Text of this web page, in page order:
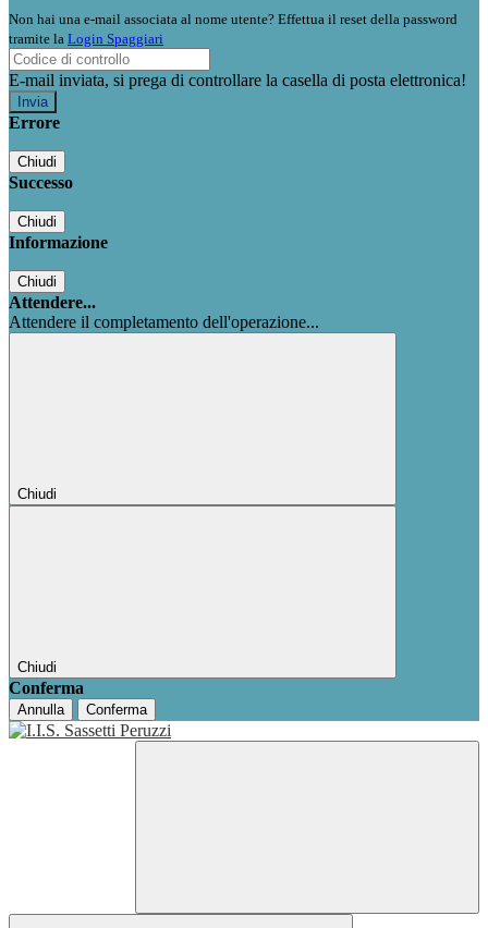
Non hai una e-mail associata al nome utente? Effettua il reset della password
tramite la Login Spaggiari
E-mail inviata, si prega di controllare la casella di posta elettronica!
Errore
Chiudi
Successo
Chiudi
Informazione
Chiudi
Attendere...
Attendere il completamento dell'operazione...
Chiudi
Chiudi
Conferma
Annulla Conferma